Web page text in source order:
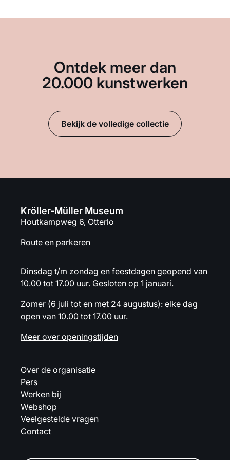
Ontdek meer dan
20.000 kunstwerken
Bekijk de volledige collectie
Kröller-Müller Museum
Houtkampweg 6, Otterlo
Route en parkeren
Dinsdag t/m zondag en feestdagen geopend van
10.00 tot 17.00 uur. Gesloten op 1 januari.
Zomer (6 juli tot en met 24 augustus): elke dag
open van 10.00 tot 17.00 uur.
Meer over openingstijden
Over de organisatie
Pers
Werken bij
Webshop
Veelgestelde vragen
Contact